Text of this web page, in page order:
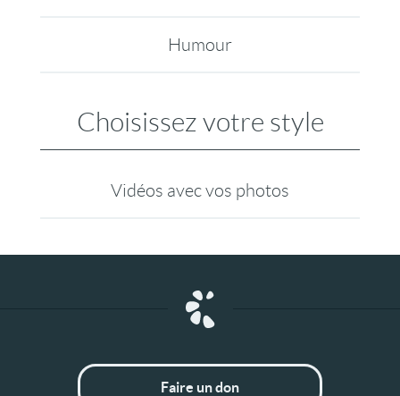
Humour
Choisissez votre style
Vidéos avec vos photos
Faire un don